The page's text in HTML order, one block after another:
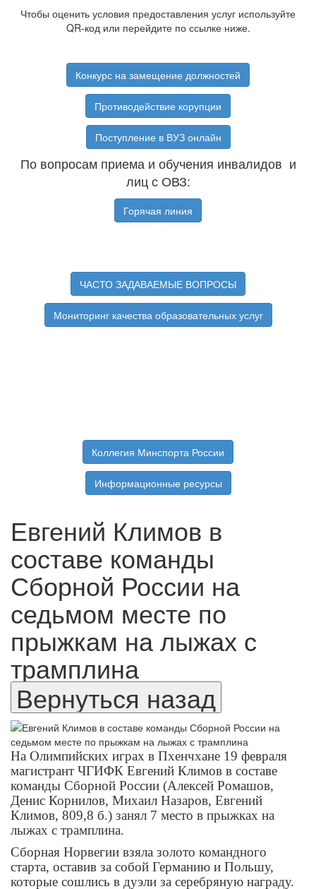
Чтобы оценить условия предоставления услуг используйте
QR-код или перейдите по ссылке ниже.
Конкурс на замещение должностей
Противодействие корупции
Поступление в ВУЗ онлайн
По вопросам приема и обучения инвалидов и
лиц с ОВЗ:
Горячая линия
ЧАСТО ЗАДАВАЕМЫЕ ВОПРОСЫ
Мониторинг качества образовательных услуг
Коллегия Минспорта России
Информационные ресурсы
Евгений Климов в
составе команды
Сборной России на
седьмом месте по
прыжкам на лыжах с
трамплина
На Олимпийских играх в Пхенчхане 19 февраля
магистрант ЧГИФК Евгений Климов в составе
команды Сборной России (Алексей Ромашов,
Денис Корнилов, Михаил Назаров, Евгений
Климов, 809,8 б.) занял 7 место в прыжках на
лыжах с трамплина.
Сборная Норвегии взяла золото командного
старта, оставив за собой Германию и Польшу,
которые сошлись в дуэли за серебряную награду.